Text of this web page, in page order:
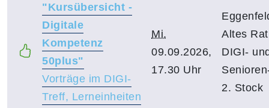
"Kursübersicht -
Digitale
Kompetenz
50plus"
Vorträge im DIGI-
Treff, Lerneinheiten
Mi.
09.09.2026,
17.30 Uhr
Altes
DIGI-
2. Stock